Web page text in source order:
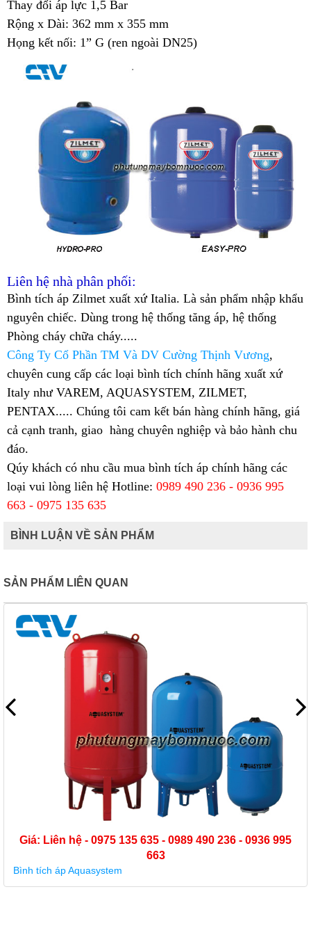
Thay đổi áp lực 1,5 Bar
Rộng x Dài: 362 mm x 355 mm
Họng kết nối: 1” G (ren ngoài DN25)
Liên hệ nhà phân phối:
Bình tích áp Zilmet xuất xứ Italia. Là sản phẩm nhập khẩu
nguyên chiếc. Dùng trong hệ thống tăng áp, hệ thống
Phòng cháy chữa cháy.....
Công Ty Cổ Phần TM Và DV Cường Thịnh Vương,
chuyên cung cấp các loại bình tích chính hãng xuất xứ
Italy như VAREM, AQUASYSTEM, ZILMET,
PENTAX..... Chúng tôi cam kết bán hàng chính hãng, giá
cả cạnh tranh, giao hàng chuyên nghiệp và bảo hành chu
đáo.
Qúy khách có nhu cầu mua bình tích áp chính hãng các
loại vui lòng liên hệ Hotline: 0989 490 236 - 0936 995
663 - 0975 135 635
BÌNH LUẬN VỀ SẢN PHẨM
SẢN PHẨM LIÊN QUAN
Giá: Liên hệ - 0975 135 635 - 0989 490 236 - 0936 995
663
Bình tích áp Aquasystem